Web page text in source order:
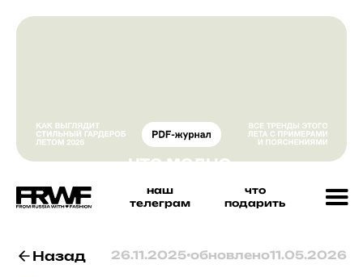
наш
телеграм
что
подарить
Назад 26.11.2025•обновлено11.05.2026